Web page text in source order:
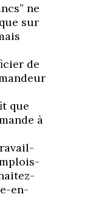
ne
sur
de
que
à
en-